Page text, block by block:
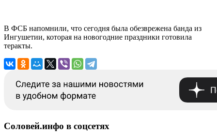
В ФСБ напомнили, что сегодня была обезврежена банда из
Ингушетии, которая на новогодние праздники готовила
теракты.
Соловей.инфо в соцсетях